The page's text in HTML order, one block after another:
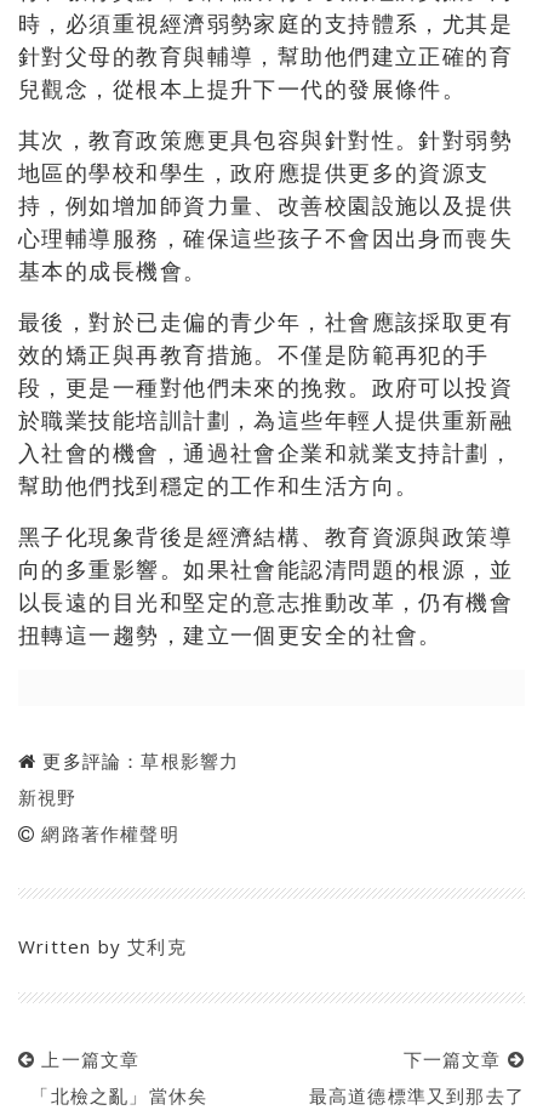
時，必須重視經濟弱勢家庭的支持體系，尤其是
針對父母的教育與輔導，幫助他們建立正確的育
兒觀念，從根本上提升下一代的發展條件。
其次，教育政策應更具包容與針對性。針對弱勢
地區的學校和學生，政府應提供更多的資源支
持，例如增加師資力量、改善校園設施以及提供
心理輔導服務，確保這些孩子不會因出身而喪失
基本的成長機會。
最後，對於已走偏的青少年，社會應該採取更有
效的矯正與再教育措施。不僅是防範再犯的手
段，更是一種對他們未來的挽救。政府可以投資
於職業技能培訓計劃，為這些年輕人提供重新融
入社會的機會，通過社會企業和就業支持計劃，
幫助他們找到穩定的工作和生活方向。
黑子化現象背後是經濟結構、教育資源與政策導
向的多重影響。如果社會能認清問題的根源，並
以長遠的目光和堅定的意志推動改革，仍有機會
扭轉這一趨勢，建立一個更安全的社會。
更多評論：草根影響力
新視野
網路著作權聲明
Written by艾利克
上一篇文章
「北檢之亂」當休矣
下一篇文章
最高道德標準又到那去了